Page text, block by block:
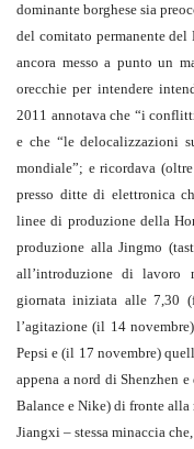
dominante borghese sia
del comitato permanente del
ancora messo a punto un
orecchie per intendere
2011 annotava che “i
e che “le delocalizzazioni
mondiale”; e ricordava
presso ditte di elettronica
linee di produzione della
produzione alla Jingmo
all’introduzione di lavoro
giornata iniziata alle 7,30
l’agitazione (il 14
Pepsi e (il 17 novembre)
appena a nord di Shenzhen
Balance e Nike) di fronte
Jiangxi – stessa minaccia